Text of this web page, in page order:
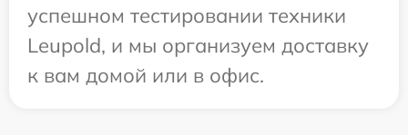
успешном тестировании техники
Leupold, и мы организуем доставку
к вам домой или в офис.